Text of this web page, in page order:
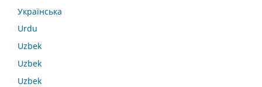
Українська
Urdu
Uzbek
Uzbek
Uzbek